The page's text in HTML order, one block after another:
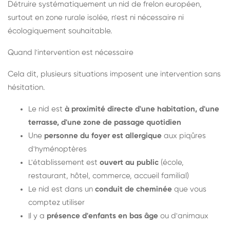
Détruire systématiquement un nid de frelon européen,
surtout en zone rurale isolée, n'est ni nécessaire ni
écologiquement souhaitable.
Quand l'intervention est nécessaire
Cela dit, plusieurs situations imposent une intervention sans
hésitation.
Le nid est à proximité directe d'une habitation, d'une
terrasse, d'une zone de passage quotidien
Une personne du foyer est allergique aux piqûres
d'hyménoptères
L'établissement est ouvert au public (école,
restaurant, hôtel, commerce, accueil familial)
Le nid est dans un conduit de cheminée que vous
comptez utiliser
Il y a présence d'enfants en bas âge ou d'animaux